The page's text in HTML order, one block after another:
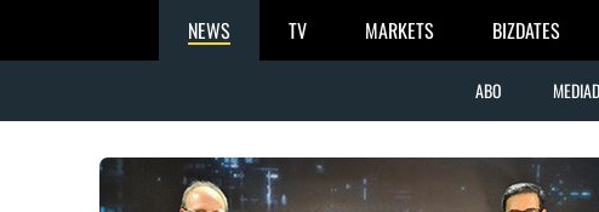
NEWS TV MARKETS BIZDATES
ABO